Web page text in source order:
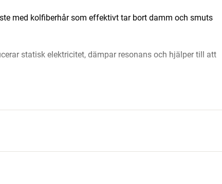
med kolfiberhår som effektivt tar bort damm och smuts
statisk elektricitet, dämpar resonans och hjälper till att